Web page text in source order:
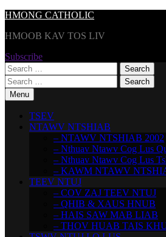
Skip
content
HMONG CATHOLIC
HMOOB KAV TOS LIV
Subscribe
Search
for:
Search
for:Menu
TSEV
NTAWV NTSHIAB
– NTAWV NTSHIAB 2002
– Nthuav Ntawv Cog Lus
– Nthuav Ntawv Cog Lus
– KAWM NTAWV
TEEV NTUJ
– COV ZAJ TEEV NTUJ
– QHIB & XAUS HNUB
– HAIS SAW MAB LIAB
– THOV HUAB TAIS